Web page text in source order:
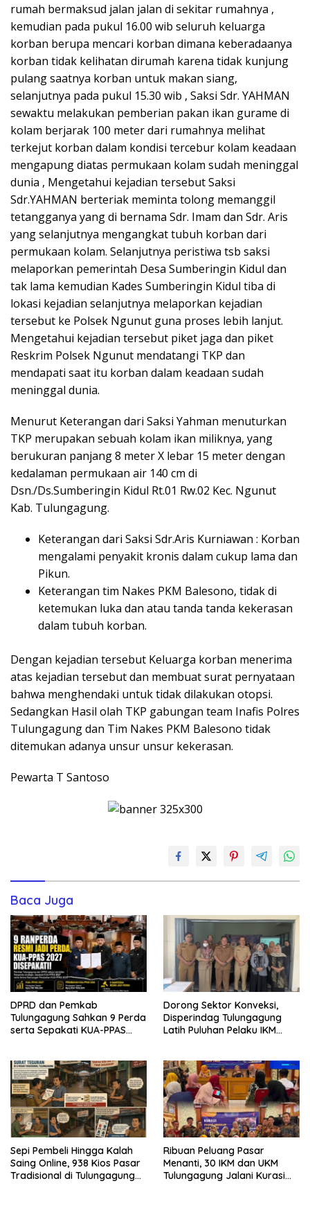
rumah bermaksud jalan jalan di sekitar rumahnya ,
kemudian pada pukul 16.00 wib seluruh keluarga
korban berupa mencari korban dimana keberadaanya
korban tidak kelihatan dirumah karena tidak kunjung
pulang saatnya korban untuk makan siang,
selanjutnya pada pukul 15.30 wib , Saksi Sdr. YAHMAN
sewaktu melakukan pemberian pakan ikan gurame di
kolam berjarak 100 meter dari rumahnya melihat
terkejut korban dalam kondisi tercebur kolam keadaan
mengapung diatas permukaan kolam sudah meninggal
dunia , Mengetahui kejadian tersebut Saksi
Sdr.YAHMAN berteriak meminta tolong memanggil
tetangganya yang di bernama Sdr. Imam dan Sdr. Aris
yang selanjutnya mengangkat tubuh korban dari
permukaan kolam. Selanjutnya peristiwa tsb saksi
melaporkan pemerintah Desa Sumberingin Kidul dan
tak lama kemudian Kades Sumberingin Kidul tiba di
lokasi kejadian selanjutnya melaporkan kejadian
tersebut ke Polsek Ngunut guna proses lebih lanjut.
Mengetahui kejadian tersebut piket jaga dan piket
Reskrim Polsek Ngunut mendatangi TKP dan
mendapati saat itu korban dalam keadaan sudah
meninggal dunia.
Menurut Keterangan dari Saksi Yahman menuturkan
TKP merupakan sebuah kolam ikan miliknya, yang
berukuran panjang 8 meter X lebar 15 meter dengan
kedalaman permukaan air 140 cm di
Dsn./Ds.Sumberingin Kidul Rt.01 Rw.02 Kec. Ngunut
Kab. Tulungagung.
Keterangan dari Saksi Sdr.Aris Kurniawan : Korban
mengalami penyakit kronis dalam cukup lama dan
Pikun.
Keterangan tim Nakes PKM Balesono, tidak di
ketemukan luka dan atau tanda tanda kekerasan
dalam tubuh korban.
Dengan kejadian tersebut Keluarga korban menerima
atas kejadian tersebut dan membuat surat pernyataan
bahwa menghendaki untuk tidak dilakukan otopsi.
Sedangkan Hasil olah TKP gabungan team Inafis Polres
Tulungagung dan Tim Nakes PKM Balesono tidak
ditemukan adanya unsur unsur kekerasan.
Pewarta T Santoso
Baca Juga
DPRD dan Pemkab
Tulungagung Sahkan 9 Perda
serta Sepakati KUA-PPAS
Dorong Sektor Konveksi,
Disperindag Tulungagung
Latih Puluhan Pelaku IKM
Sepi Pembeli Hingga Kalah
Saing Online, 938 Kios Pasar
Tradisional di Tulungagung
Ribuan Peluang Pasar
Menanti, 30 IKM dan UKM
Tulungagung Jalani Kurasi